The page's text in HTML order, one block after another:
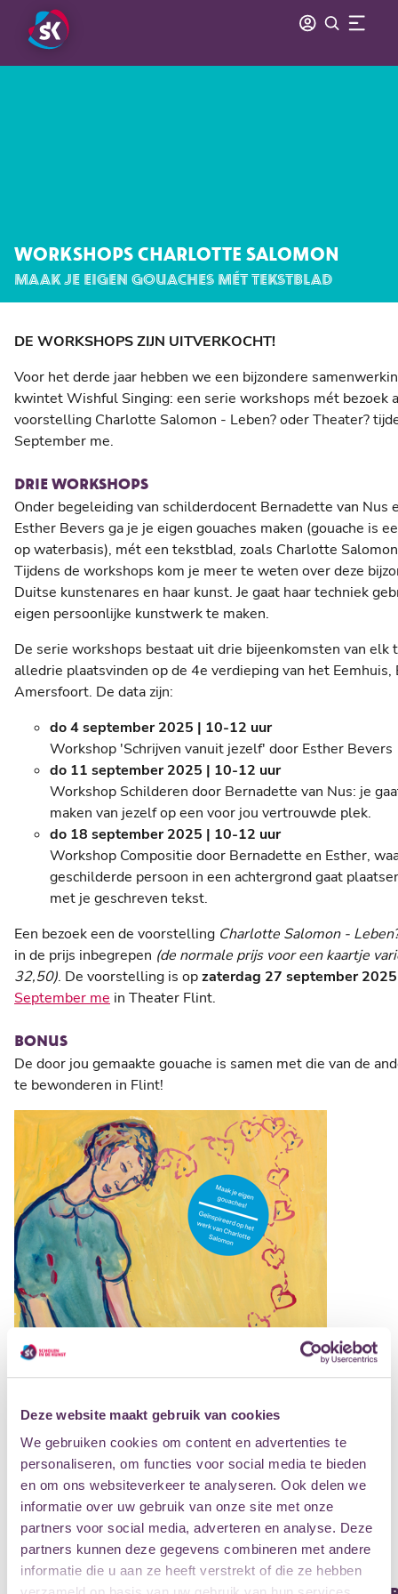
Deze website maakt gebruik van cookies
We gebruiken cookies om content en advertenties te
personaliseren, om functies voor social media te bieden
en om ons websiteverkeer te analyseren. Ook delen we
informatie over uw gebruik van onze site met onze
partners voor social media, adverteren en analyse. Deze
partners kunnen deze gegevens combineren met andere
informatie die u aan ze heeft verstrekt of die ze hebben
WORKSHOPS CHARLOTTE SALOMON
MAAK JE EIGEN GOUACHES MÉT TEKSTBLAD
DE WORKSHOPS ZIJN UITVERKOCHT!
Voor het derde jaar hebben we een bijzondere
kwintet Wishful Singing: een serie workshops mét bezoek
voorstelling Charlotte Salomon - Leben? oder Theater?
September me.
DRIE WORKSHOPS
Onder begeleiding van schilderdocent Bernadette van Nus
Esther Bevers ga je je eigen gouaches maken (gouache is
op waterbasis), mét een tekstblad, zoals Charlotte
Tijdens de workshops kom je meer te weten over deze
Duitse kunstenares en haar kunst. Je gaat haar techniek
eigen persoonlijke kunstwerk te maken.
De serie workshops bestaat uit drie bijeenkomsten van elk
alledrie plaatsvinden op de 4e verdieping van het
Amersfoort. De data zijn:
do 4 september 2025 | 10-12 uur
Workshop 'Schrijven vanuit jezelf' door Esther Bevers
do 11 september 2025 | 10-12 uur
Workshop Schilderen door Bernadette van Nus: je
maken van jezelf op een voor jou vertrouwde plek.
do 18 september 2025 | 10-12 uur
Workshop Compositie door Bernadette en Esther,
geschilderde persoon in een achtergrond gaat
met je geschreven tekst.
Een bezoek een de voorstelling Charlotte Salomon -
in de prijs inbegrepen (de normale prijs voor een kaartje
32,50). De voorstelling is opzaterdag 27 september 2025
September me in Theater Flint.
BONUS
De door jou gemaakte gouache is samen met die van de
te bewonderen in Flint!